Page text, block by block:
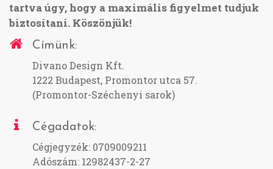
tartva úgy, hogy a maximális figyelmet tudjuk
biztosítani. Köszönjük!
Címünk:
Divano Design Kft.
1222 Budapest, Promontor utca 57.
(Promontor-Széchenyi sarok)
Cégadatok:
Cégjegyzék: 0709009211
Adószám: 12982437-2-27